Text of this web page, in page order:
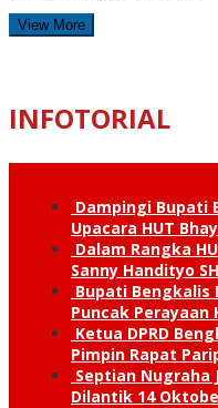
View More
INFOTORIAL
Dampingi Bupati
Upacara HUT
Dalam Rangka
Sanny Handityo
Bupati Bengkalis
Puncak Perayaan
Ketua DPRD
Pimpin Rapat
Septian Nugraha
Dilantik 14